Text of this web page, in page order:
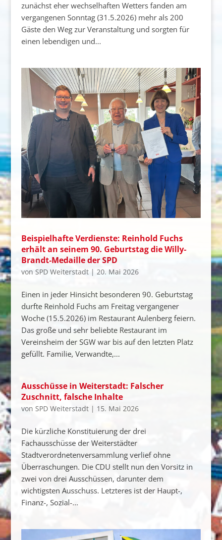
zunächst eher wechselhaften Wetters fanden am
vergangenen Sonntag (31.5.2026) mehr als 200
Gäste den Weg zur Veranstaltung und sorgten für
einen lebendigen und...
Beispielhafte Verdienste: Reinhold Fuchs
erhält an seinem 90. Geburtstag die Willy-
Brandt-Medaille der SPD
von SPD Weiterstadt| 20. Mai 2026
Einen in jeder Hinsicht besonderen 90. Geburtstag
durfte Reinhold Fuchs am Freitag vergangener
Woche (15.5.2026) im Restaurant Aulenberg feiern.
Das große und sehr beliebte Restaurant im
Vereinsheim der SGW war bis auf den letzten Platz
gefüllt. Familie, Verwandte,...
Ausschüsse in Weiterstadt: Falscher
Zuschnitt, falsche Inhalte
von SPD Weiterstadt| 15. Mai 2026
Die kürzliche Konstituierung der drei
Fachausschüsse der Weiterstädter
Stadtverordnetenversammlung verlief ohne
Überraschungen. Die CDU stellt nun den Vorsitz in
zwei von drei Ausschüssen, darunter dem
wichtigsten Ausschuss. Letzteres ist der Haupt-,
Finanz-, Sozial-...